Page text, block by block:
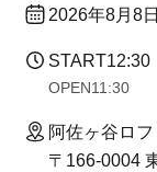
2026年8月8
START12:30
OPEN11:30
阿佐ヶ谷ロ
〒166-0004